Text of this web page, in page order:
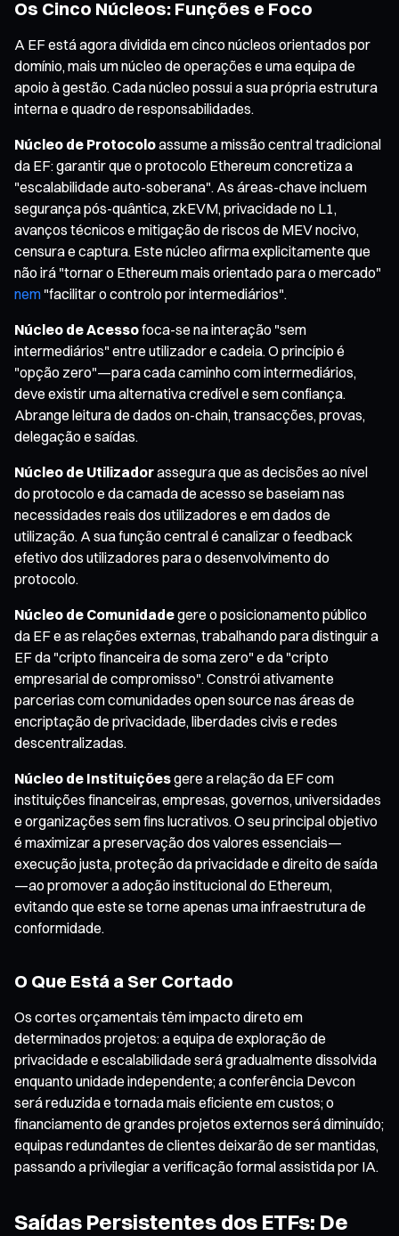
Os Cinco Núcleos: Funções e Foco
A EF está agora dividida em cinco núcleos orientados por
domínio, mais um núcleo de operações e uma equipa de
apoio à gestão. Cada núcleo possui a sua própria estrutura
interna e quadro de responsabilidades.
Núcleo de Protocoloassume a missão central tradicional
da EF: garantir que o protocolo Ethereum concretiza a
"escalabilidade auto-soberana". As áreas-chave incluem
segurança pós-quântica, zkEVM, privacidade no L1,
avanços técnicos e mitigação de riscos de MEV nocivo,
censura e captura. Este núcleo afirma explicitamente que
não irá "tornar o Ethereum mais orientado para o mercado"
nem "facilitar o controlo por intermediários".
Núcleo de Acessofoca-se na interação "sem
intermediários" entre utilizador e cadeia. O princípio é
"opção zero"—para cada caminho com intermediários,
deve existir uma alternativa credível e sem confiança.
Abrange leitura de dados on-chain, transacções, provas,
delegação e saídas.
Núcleo de Utilizadorassegura que as decisões ao nível
do protocolo e da camada de acesso se baseiam nas
necessidades reais dos utilizadores e em dados de
utilização. A sua função central é canalizar o feedback
efetivo dos utilizadores para o desenvolvimento do
protocolo.
Núcleo de Comunidadegere o posicionamento público
da EF e as relações externas, trabalhando para distinguir a
EF da "cripto financeira de soma zero" e da "cripto
empresarial de compromisso". Constrói ativamente
parcerias com comunidades open source nas áreas de
encriptação de privacidade, liberdades civis e redes
descentralizadas.
Núcleo de Instituiçõesgere a relação da EF com
instituições financeiras, empresas, governos, universidades
e organizações sem fins lucrativos. O seu principal objetivo
é maximizar a preservação dos valores essenciais—
execução justa, proteção da privacidade e direito de saída
—ao promover a adoção institucional do Ethereum,
evitando que este se torne apenas uma infraestrutura de
conformidade.
O Que Está a Ser Cortado
Os cortes orçamentais têm impacto direto em
determinados projetos: a equipa de exploração de
privacidade e escalabilidade será gradualmente dissolvida
enquanto unidade independente; a conferência Devcon
será reduzida e tornada mais eficiente em custos; o
financiamento de grandes projetos externos será diminuído;
equipas redundantes de clientes deixarão de ser mantidas,
passando a privilegiar a verificação formal assistida por IA.
Saídas Persistentes dos ETFs: De